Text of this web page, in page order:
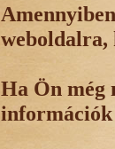
weboldalra,
Ha Ön
információk